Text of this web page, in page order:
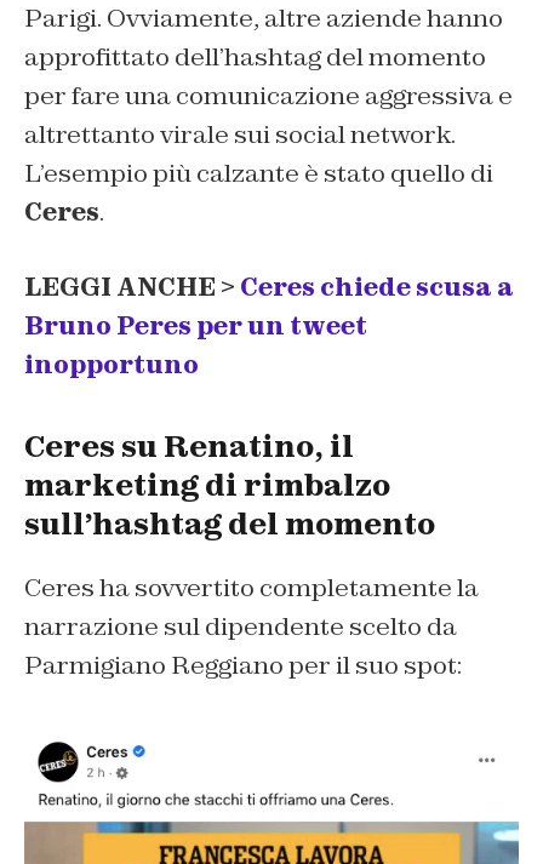
Parigi. Ovviamente, altre aziende hanno
approfittato dell’hashtag del momento
per fare una comunicazione aggressiva e
altrettanto virale sui social network.
L’esempio più calzante è stato quello di
Ceres.
LEGGI ANCHE > Ceres chiede scusa a
Bruno Peres per un tweet
inopportuno
Ceres su Renatino, il
marketing di rimbalzo
sull’hashtag del momento
Ceres ha sovvertito completamente la
narrazione sul dipendente scelto da
Parmigiano Reggiano per il suo spot: